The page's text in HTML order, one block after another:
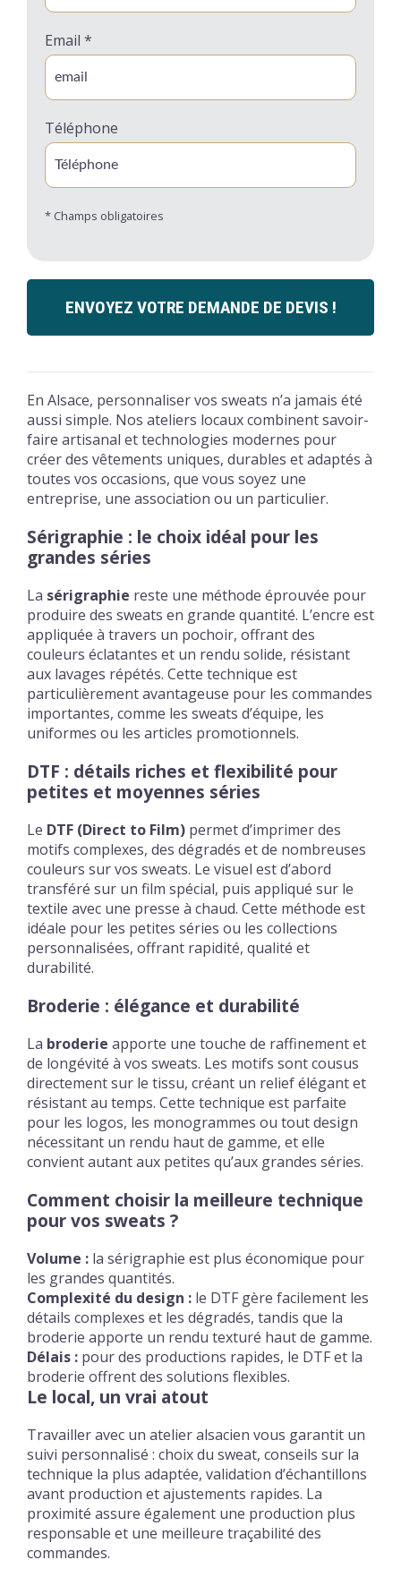
Email *
Téléphone
* Champs obligatoires
ENVOYEZ VOTRE DEMANDE DE DEVIS !
En Alsace, personnaliser vos sweats n’a jamais été
aussi simple. Nos ateliers locaux combinent savoir-
faire artisanal et technologies modernes pour
créer des vêtements uniques, durables et adaptés à
toutes vos occasions, que vous soyez une
entreprise, une association ou un particulier.
Sérigraphie : le choix idéal pour les
grandes séries
La sérigraphie reste une méthode éprouvée pour
produire des sweats en grande quantité. L’encre est
appliquée à travers un pochoir, offrant des
couleurs éclatantes et un rendu solide, résistant
aux lavages répétés. Cette technique est
particulièrement avantageuse pour les commandes
importantes, comme les sweats d’équipe, les
uniformes ou les articles promotionnels.
DTF : détails riches et flexibilité pour
petites et moyennes séries
Le DTF (Direct to Film) permet d’imprimer des
motifs complexes, des dégradés et de nombreuses
couleurs sur vos sweats. Le visuel est d’abord
transféré sur un film spécial, puis appliqué sur le
textile avec une presse à chaud. Cette méthode est
idéale pour les petites séries ou les collections
personnalisées, offrant rapidité, qualité et
durabilité.
Broderie : élégance et durabilité
La broderie apporte une touche de raffinement et
de longévité à vos sweats. Les motifs sont cousus
directement sur le tissu, créant un relief élégant et
résistant au temps. Cette technique est parfaite
pour les logos, les monogrammes ou tout design
nécessitant un rendu haut de gamme, et elle
convient autant aux petites qu’aux grandes séries.
Comment choisir la meilleure technique
pour vos sweats ?
Volume : la sérigraphie est plus économique pour
les grandes quantités.
Complexité du design : le DTF gère facilement les
détails complexes et les dégradés, tandis que la
broderie apporte un rendu texturé haut de gamme.
Délais : pour des productions rapides, le DTF et la
broderie offrent des solutions flexibles.
Le local, un vrai atout
Travailler avec un atelier alsacien vous garantit un
suivi personnalisé : choix du sweat, conseils sur la
technique la plus adaptée, validation d’échantillons
avant production et ajustements rapides. La
proximité assure également une production plus
responsable et une meilleure traçabilité des
commandes.